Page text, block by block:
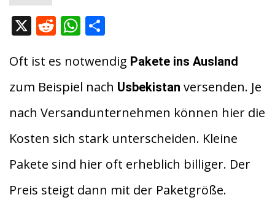
X R
d
di
t
W
at
s
A
p
p
le
n
Oft ist es notwendig Pakete ins Ausland
zum Beispiel nach Usbekistan versenden. Je
nach Versandunternehmen können hier die
Kosten sich stark unterscheiden. Kleine
Pakete sind hier oft erheblich billiger. Der
Preis steigt dann mit der Paketgröße.